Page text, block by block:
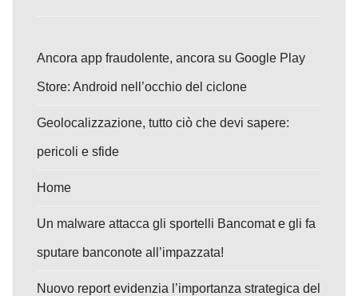
Ancora app fraudolente, ancora su Google Play
Store: Android nell’occhio del ciclone
Geolocalizzazione, tutto ciò che devi sapere:
pericoli e sfide
Home
Un malware attacca gli sportelli Bancomat e gli fa
sputare banconote all’impazzata!
Nuovo report evidenzia l’importanza strategica del